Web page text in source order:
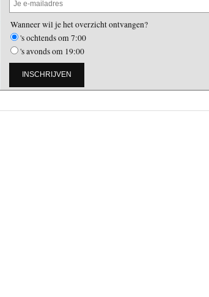
Wanneer wil je het overzicht ontvangen?
's ochtends om 7:00
's avonds om 19:00